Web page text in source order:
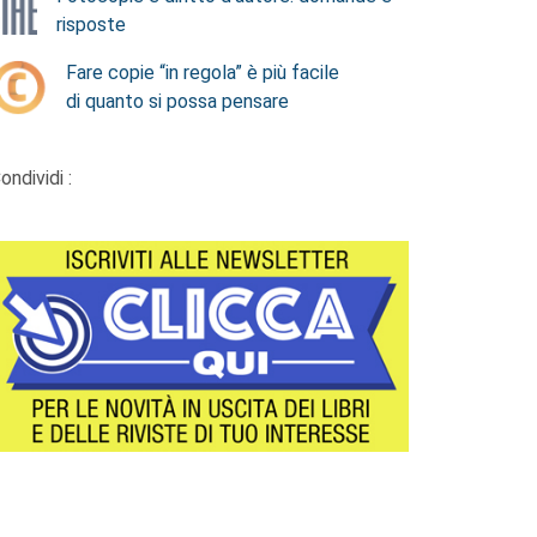
risposte
Fare copie “in regola” è più facile
di quanto si possa pensare
: